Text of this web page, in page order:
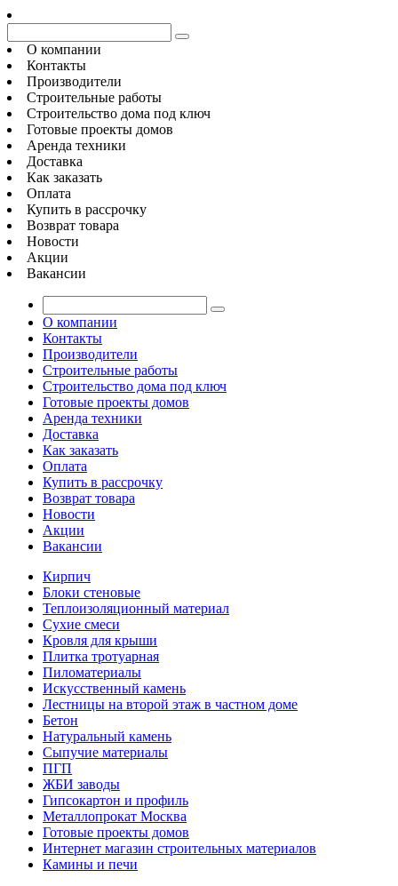
О компании
Контакты
Производители
Строительные работы
Строительство дома под ключ
Готовые проекты домов
Аренда техники
Доставка
Как заказать
Оплата
Купить в рассрочку
Возврат товара
Новости
Акции
Вакансии
О компании
Контакты
Производители
Строительные работы
Строительство дома под ключ
Готовые проекты домов
Аренда техники
Доставка
Как заказать
Оплата
Купить в рассрочку
Возврат товара
Новости
Акции
Вакансии
Кирпич
Блоки стеновые
Теплоизоляционный материал
Сухие смеси
Кровля для крыши
Плитка тротуарная
Пиломатериалы
Искусственный камень
Лестницы на второй этаж в частном доме
Бетон
Натуральный камень
Сыпучие материалы
ПГП
ЖБИ заводы
Гипсокартон и профиль
Металлопрокат Москва
Готовые проекты домов
Интернет магазин строительных материалов
Камины и печи